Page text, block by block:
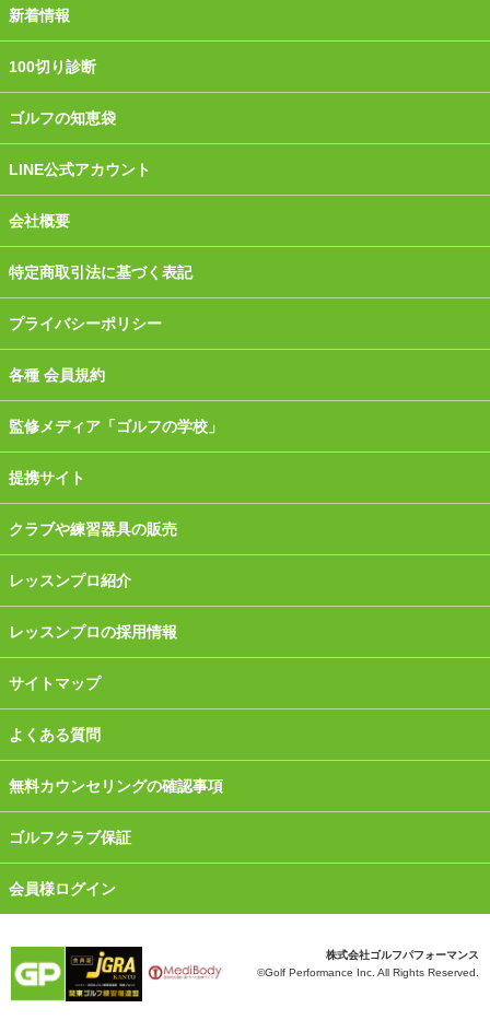
新着情報
100切り診断
ゴルフの知恵袋
LINE公式アカウント
会社概要
特定商取引法に基づく表記
プライバシーポリシー
各種 会員規約
監修メディア「ゴルフの学校」
提携サイト
クラブや練習器具の販売
レッスンプロ紹介
レッスンプロの採用情報
サイトマップ
よくある質問
無料カウンセリングの確認事項
ゴルフクラブ保証
会員様ログイン
株式会社ゴルフパフォーマンス
©Golf Performance Inc. All Rights Reserved.